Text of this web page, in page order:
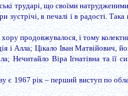
трударі, що своїми
зустрічі, в печалі і в радості.
продовжувалося, і тому
і Алла; Цікало Іван Матвійович,
Віра Ігнатівна та її
є 1967 рік – перший виступ по